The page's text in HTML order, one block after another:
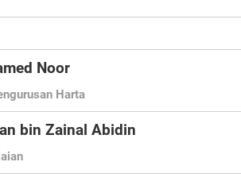
Noor
Harta
bin Zainal Abidin